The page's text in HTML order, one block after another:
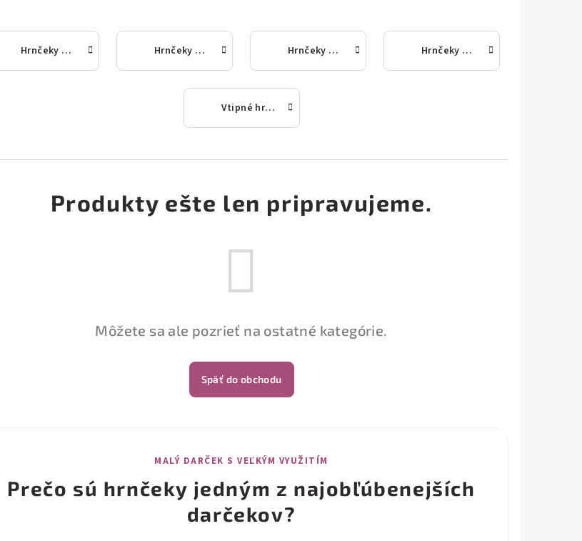
Hrnčeky so znamením zverokruhu Hrnčeky so zvieratami Hrnčeky s menami Hrnčeky a šálky
Vtipné hrnčeky
Produkty ešte len pripravujeme.
Môžete sa ale pozrieť na ostatné kategórie.
Späť do obchodu
MALÝ DARČEK S VEĽKÝM VYUŽITÍM
Prečo sú hrnčeky jedným z najobľúbenejších
darčekov?